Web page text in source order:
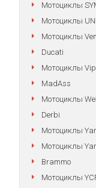
Мотоциклы
Мотоциклы
Мотоциклы
Ducati
Мотоциклы
MadAss
Мотоциклы
Derbi
Мотоциклы
Мотоциклы
Brammo
Мотоциклы